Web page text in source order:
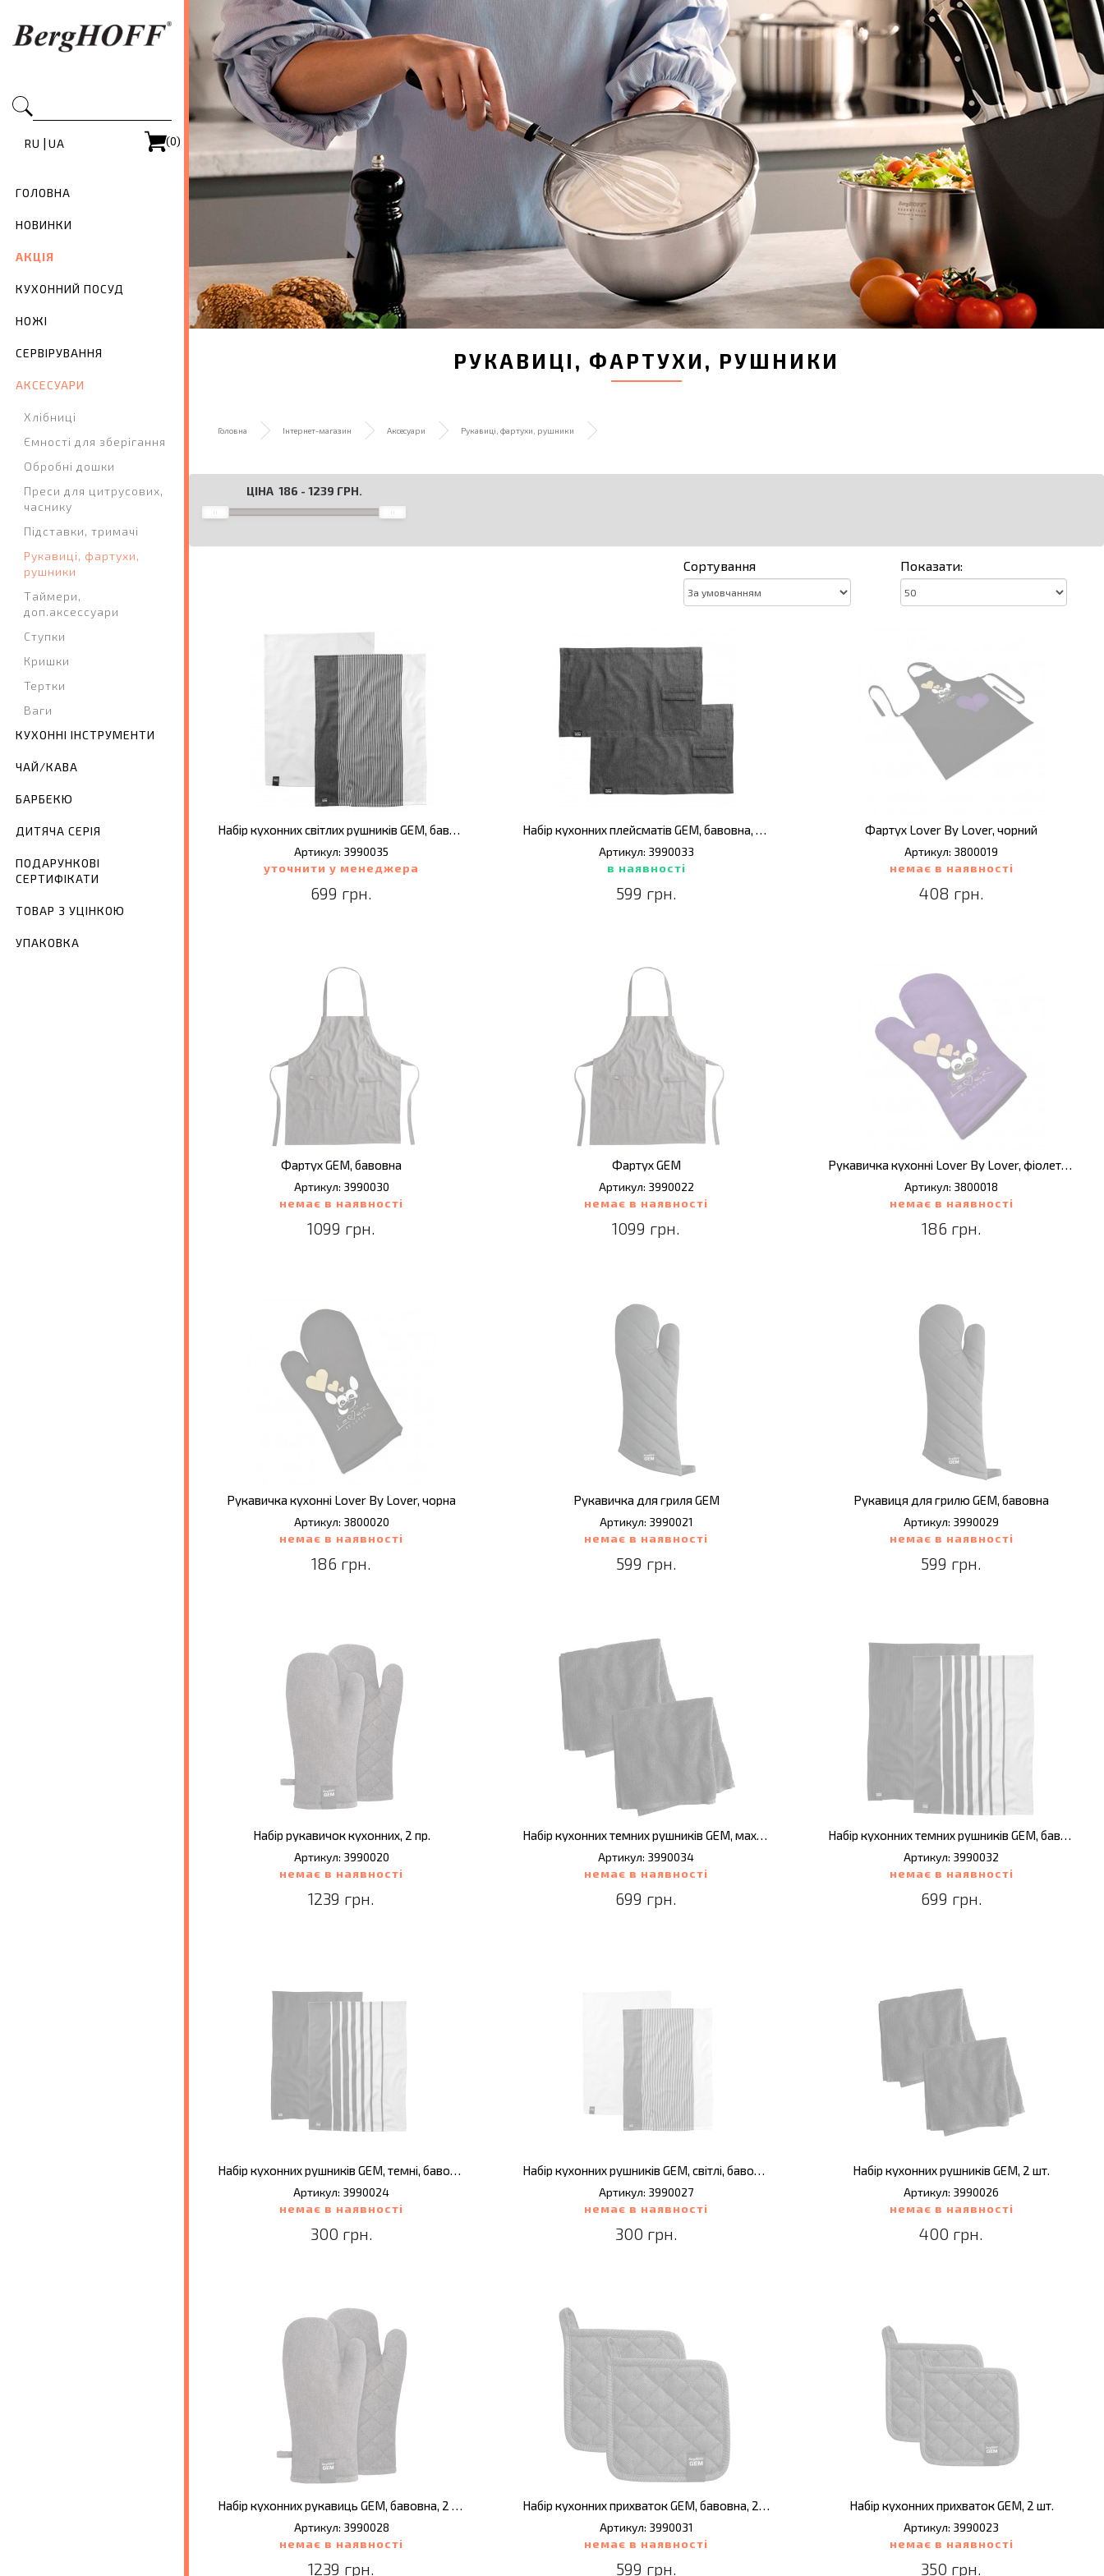
RU | UA (0)
ГОЛОВНА
НОВИНКИ
АКЦІЯ
КУХОННИЙ ПОСУД
НОЖІ
СЕРВІРУВАННЯ
АКСЕСУАРИ
Хлібниці
Ємності для зберігання
Обробні дошки
Преси для цитрусових,
часнику
Підставки, тримачі
Рукавиці, фартухи,
рушники
Таймери,
доп.аксессуари
Ступки
Кришки
Тертки
Ваги
КУХОННІ ІНСТРУМЕНТИ
ЧАЙ/КАВА
БАРБЕКЮ
ДИТЯЧА СЕРІЯ
ПОДАРУНКОВІ
СЕРТИФІКАТИ
ТОВАР З УЦІНКОЮ
УПАКОВКА
РУКАВИЦІ, ФАРТУХИ, РУШНИКИ
Головна Інтернет-магазин Аксесуари Рукавиці, фартухи, рушники
ЦІНА 186 - 1239 ГРН.
Сортування Показати:
Набір кухонних світлих рушників GEM, бавовна, 50 х 70 см, 2 шт.
Артикул: 3990035
уточнити у менеджера
699 грн.
Набір кухонних плейсматів GEM, бавовна, 55 х 35 см, 2 шт.
Артикул: 3990033
в наявності
599 грн.
Фартух Lover By Lover, чорний
Артикул: 3800019
немає в наявності
408 грн.
Фартух GEM, бавовна
Артикул: 3990030
немає в наявності
1099 грн.
Фартух GEM
Артикул: 3990022
немає в наявності
1099 грн.
Рукавичка кухонні Lover By Lover, фіолетова
Артикул: 3800018
немає в наявності
186 грн.
Рукавичка кухонні Lover By Lover, чорна
Артикул: 3800020
немає в наявності
186 грн.
Рукавичка для гриля GEM
Артикул: 3990021
немає в наявності
599 грн.
Рукавиця для грилю GEM, бавовна
Артикул: 3990029
немає в наявності
599 грн.
Набір рукавичок кухонних, 2 пр.
Артикул: 3990020
немає в наявності
1239 грн.
Набір кухонних темних рушників GEM, махровий, 50 х 50 см, 2 шт.
Артикул: 3990034
немає в наявності
699 грн.
Набір кухонних темних рушників GEM, бавовна, 50 х 70 см, 2 шт.
Артикул: 3990032
немає в наявності
699 грн.
Набір кухонних рушників GEM, темні, бавовна, 2 шт.
Артикул: 3990024
немає в наявності
300 грн.
Набір кухонних рушників GEM, світлі, бавовна, 2 шт.
Артикул: 3990027
немає в наявності
300 грн.
Набір кухонних рушників GEM, 2 шт.
Артикул: 3990026
немає в наявності
400 грн.
Набір кухонних рукавиць GEM, бавовна, 2 шт.
Артикул: 3990028
немає в наявності
1239 грн.
Набір кухонних прихваток GEM, бавовна, 2 шт.
Артикул: 3990031
немає в наявності
599 грн.
Набір кухонних прихваток GEM, 2 шт.
Артикул: 3990023
немає в наявності
350 грн.